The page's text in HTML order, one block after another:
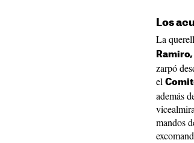
Los
La
Ramiro,
zarpó
el
además
mandos